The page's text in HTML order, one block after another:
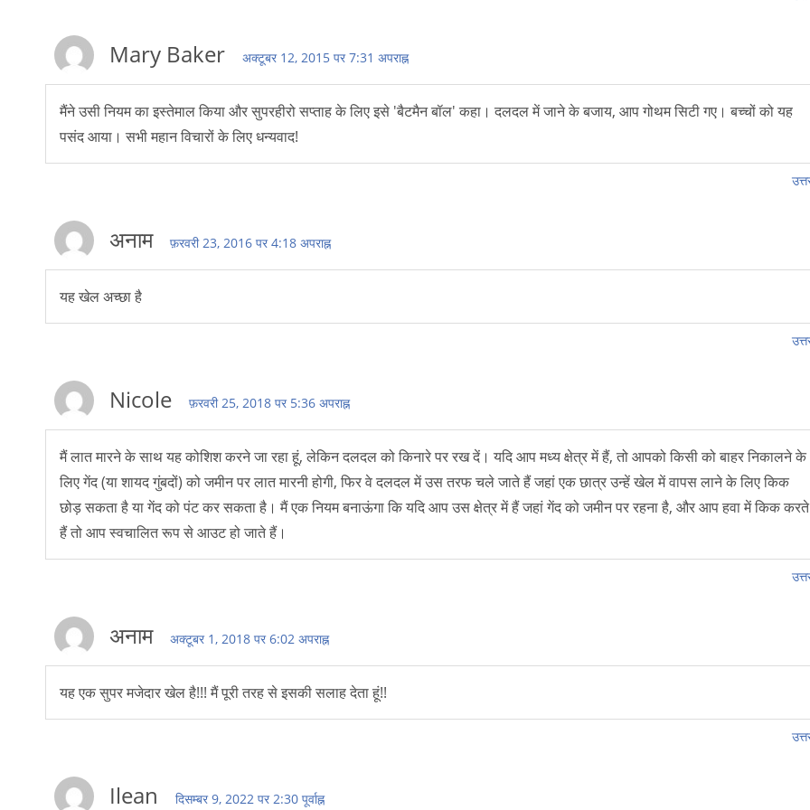
Mary Baker अक्टूबर 12, 2015 पर 7:31 अपराह्न
मैंने उसी नियम का इस्तेमाल किया और सुपरहीरो सप्ताह के लिए इसे 'बैटमैन बॉल' कहा। दलदल में जाने के बजाय, आप गोथम सिटी गए। बच्चों को यह
पसंद आया। सभी महान विचारों के लिए धन्यवाद!
अनाम फ़रवरी 23, 2016 पर 4:18 अपराह्न
यह खेल अच्छा है
Nicole फ़रवरी 25, 2018 पर 5:36 अपराह्न
मैं लात मारने के साथ यह कोशिश करने जा रहा हूं, लेकिन दलदल को किनारे पर रख दें। यदि आप मध्य क्षेत्र में हैं, तो आपको किसी को बाहर निकालने के
लिए गेंद (या शायद गुंबदों) को जमीन पर लात मारनी होगी, फिर वे दलदल में उस तरफ चले जाते हैं जहां एक छात्र उन्हें खेल में वापस लाने के लिए किक
छोड़ सकता है या गेंद को पंट कर सकता है। मैं एक नियम बनाऊंगा कि यदि आप उस क्षेत्र में हैं जहां गेंद को जमीन पर रहना है, और आप हवा में किक करते
हैं तो आप स्वचालित रूप से आउट हो जाते हैं।
अनाम अक्टूबर 1, 2018 पर 6:02 अपराह्न
यह एक सुपर मजेदार खेल है!!! मैं पूरी तरह से इसकी सलाह देता हूं!!
Ilean दिसम्बर 9, 2022 पर 2:30 पूर्वाह्न